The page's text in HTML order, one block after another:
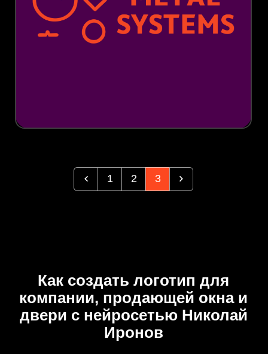
1 2 3
Как создать логотип для
компании, продающей окна и
двери с нейросетью Николай
Иронов